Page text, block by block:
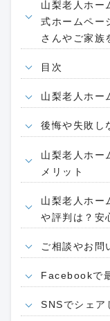
山梨老人ホー
式ホームペー
さんやご家族
目次
山梨老人ホー
後悔や失敗し
山梨老人ホー
メリット
山梨老人ホー
や評判は？安
ご相談やお問
Facebookで
SNSでシェア